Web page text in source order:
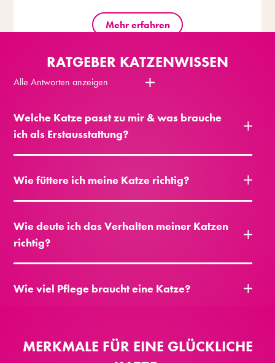
Mehr erfahren
RATGEBER KATZENWISSEN
Alle Antworten anzeigen
Welche Katze passt zu mir & was brauche
ich als Erstausstattung?
Wie füttere ich meine Katze richtig?
Wie deute ich das Verhalten meiner Katzen
richtig?
Wie viel Pflege braucht eine Katze?
MERKMALE FÜR EINE GLÜCKLICHE